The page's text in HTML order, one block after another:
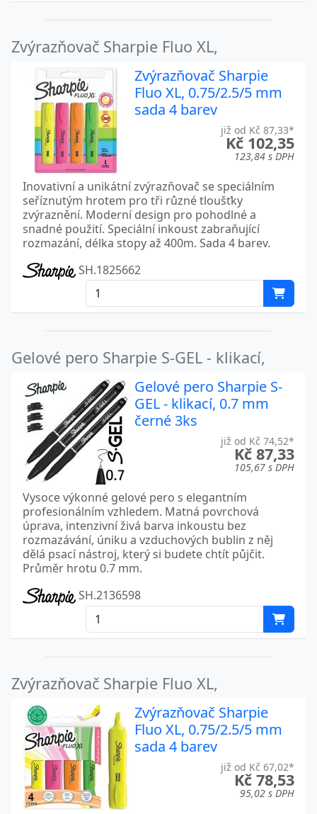
Zvýrazňovač Sharpie Fluo XL,
Zvýrazňovač Sharpie
Fluo XL, 0.75/2.5/5 mm
sada 4 barev
již od Kč 87,33*
Kč 102,35
123,84 s DPH
Inovativní a unikátní zvýrazňovač se speciálním
seříznutým hrotem pro tři různé tloušťky
zvýraznění. Moderní design pro pohodlné a
snadné použití. Speciální inkoust zabraňující
rozmazání, délka stopy až 400m. Sada 4 barev.
SH.1825662
Gelové pero Sharpie S-GEL - klikací,
Gelové pero Sharpie S-
GEL - klikací, 0.7 mm
černé 3ks
již od Kč 74,52*
Kč 87,33
105,67 s DPH
Vysoce výkonné gelové pero s elegantním
profesionálním vzhledem. Matná povrchová
úprava, intenzivní živá barva inkoustu bez
rozmazávání, úniku a vzduchových bublin z něj
dělá psací nástroj, který si budete chtít půjčit.
Průměr hrotu 0.7 mm.
SH.2136598
Zvýrazňovač Sharpie Fluo XL,
Zvýrazňovač Sharpie
Fluo XL, 0.75/2.5/5 mm
sada 4 barev
již od Kč 67,02*
Kč 78,53
95,02 s DPH